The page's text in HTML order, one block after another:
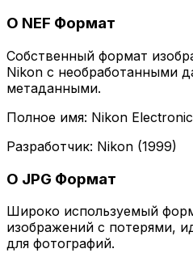
О NEF Формат
Собственный формат
Nikon с необработанными
метаданными.
Полное имя: Nikon
Разработчик: Nikon (1999)
О JPG Формат
Широко используемый
изображений с потерями,
для фотографий.